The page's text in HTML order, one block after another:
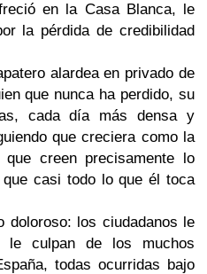
en la Casa Blanca, le
la pérdida de credibilidad
alardea en privado de
que nunca ha perdido, su
cada día más densa y
que creciera como la
creen precisamente lo
casi todo lo que él toca
doloroso: los ciudadanos le
le culpan de los muchos
todas ocurridas bajo